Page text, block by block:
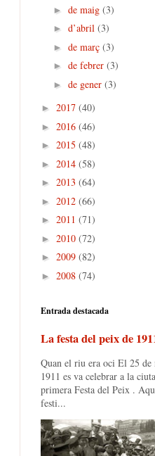
► de maig (3)
► d’abril (3)
► de març (3)
► de febrer (3)
► de gener (3)
► 2017 (40)
► 2016 (46)
► 2015 (48)
► 2014 (58)
► 2013 (64)
► 2012 (66)
► 2011 (71)
► 2010 (72)
► 2009 (82)
► 2008 (74)
Entrada destacada
La festa del peix de
Quan el riu era oci El 25 de
1911 es va celebrar a la
primera Festa del Peix .
festi...